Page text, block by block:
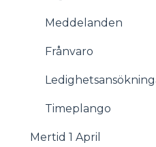
Meddelanden
Frånvaro
Timeplango
Mertid 1 April